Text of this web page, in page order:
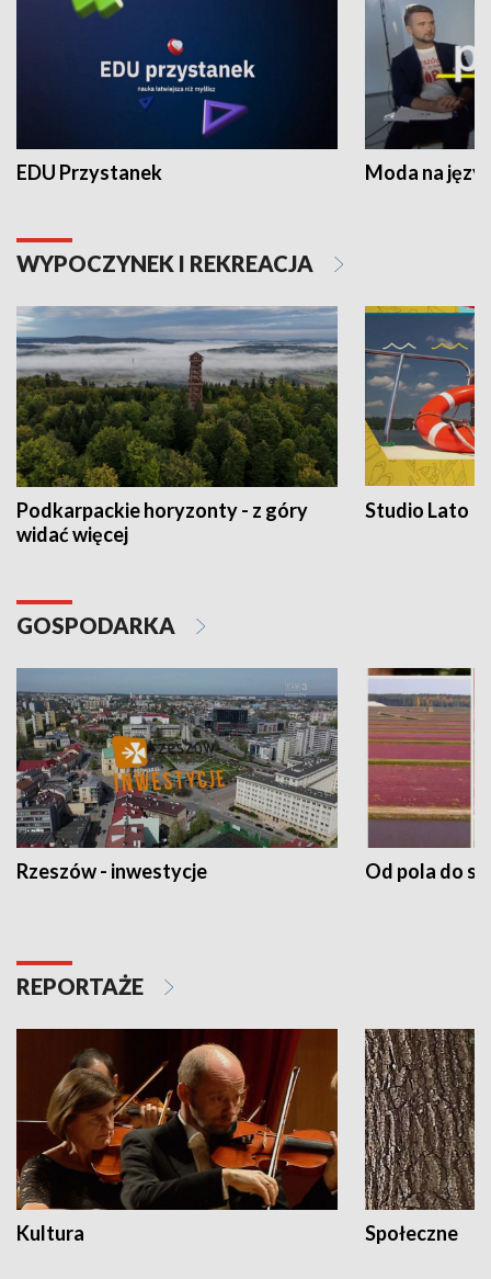
EDU Przystanek Moda na
WYPOCZYNEK I REKREACJA
Podkarpackie horyzonty - z góry
widać więcej
Studio Lato
GOSPODARKA
Rzeszów - inwestycje Od pola do
REPORTAŻE
Kultura Społeczne